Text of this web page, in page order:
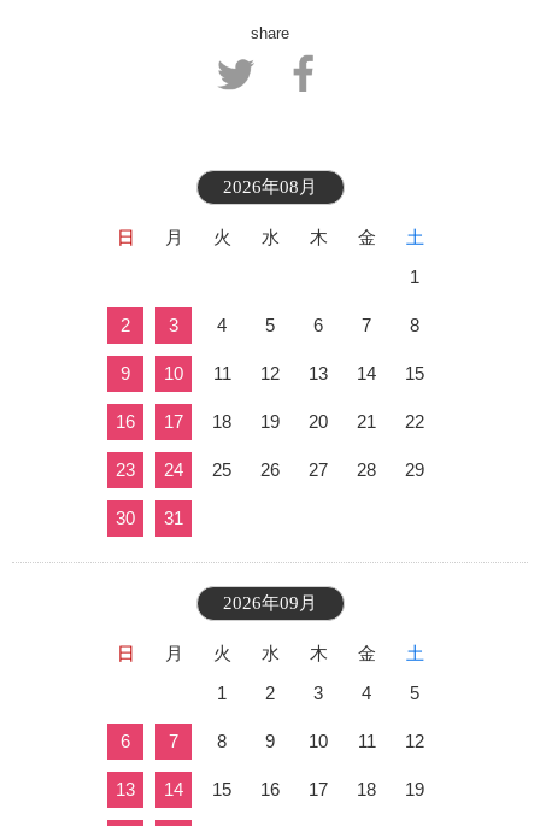
share
2026年08月
日 月 火 水 木 金
土
1
2 3 4 5 6 7 8
9 10 11 12 13 14 15
16 17 18 19 20 21 22
23 24 25 26 27 28 29
30 31
2026年09月
日 月 火 水 木 金
土
1
2 3 4 5
6 7 8 9 10 11 12
13 14 15 16 17 18 19